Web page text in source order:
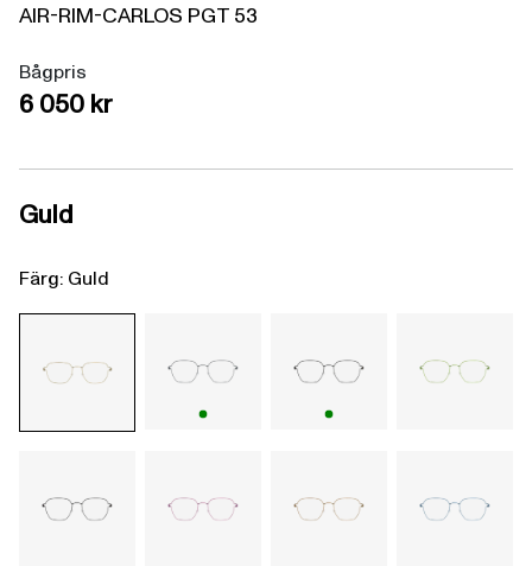
AIR-RIM-CARLOS PGT 53
Bågpris
6 050 kr
Guld
Färg: Guld